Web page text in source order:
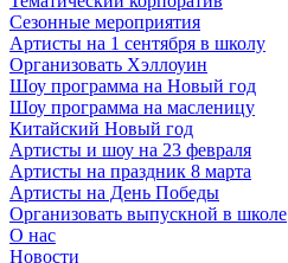
Сезонные мероприятия
Артисты на 1 сентября в школу
Организовать Хэллоуин
Шоу программа на Новый год
Шоу программа на масленицу
Китайский Новый год
Артисты и шоу на 23 февраля
Артисты на праздник 8 марта
Артисты на День Победы
Организовать выпускной в школе
О нас
Новости